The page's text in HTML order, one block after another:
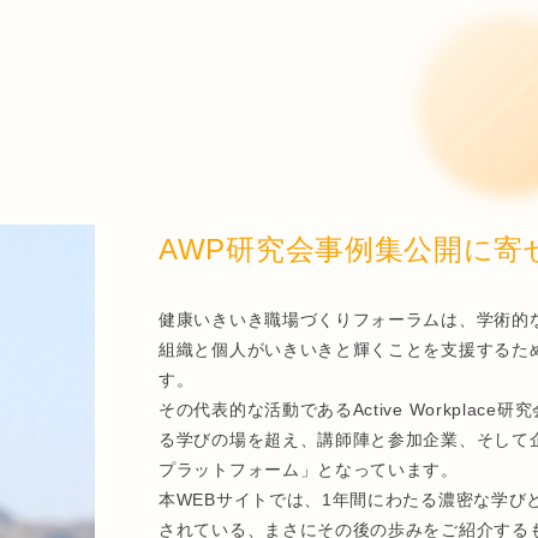
AWP研究会事例集公開に寄
健康いきいき職場づくりフォーラムは、学術
組織と個人がいきいきと輝くことを支援する
す。
その代表的な活動であるActive Workplace研究
る学びの場を超え、講師陣と参加企業、そし
プラットフォーム」となっています。
本WEBサイトでは、1年間にわたる濃密な学び
されている、まさにその後の歩みをご紹介す